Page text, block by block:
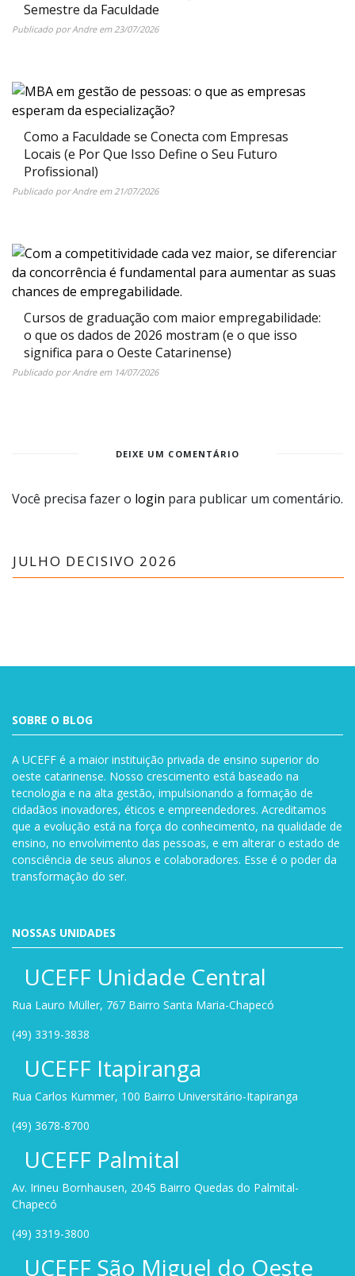
Semestre da Faculdade
Publicado porAndreem 23/07/2026
Como a Faculdade se Conecta com Empresas
Locais (e Por Que Isso Define o Seu Futuro
Profissional)
Publicado porAndreem 21/07/2026
Cursos de graduação com maior empregabilidade:
o que os dados de 2026 mostram (e o que isso
significa para o Oeste Catarinense)
Publicado porAndreem 14/07/2026
DEIXE UM COMENTÁRIO
Você precisa fazer o login para publicar um comentário.
JULHO DECISIVO 2026
SOBRE O BLOG
A UCEFF é a maior instituição privada de ensino superior do
oeste catarinense. Nosso crescimento está baseado na
tecnologia e na alta gestão, impulsionando a formação de
cidadãos inovadores, éticos e empreendedores. Acreditamos
que a evolução está na força do conhecimento, na qualidade de
ensino, no envolvimento das pessoas, e em alterar o estado de
consciência de seus alunos e colaboradores. Esse é o poder da
transformação do ser.
NOSSAS UNIDADES
UCEFF Unidade Central
Rua Lauro Müller, 767 Bairro Santa Maria-Chapecó
(49) 3319-3838
UCEFF Itapiranga
Rua Carlos Kummer, 100 Bairro Universitário-Itapiranga
(49) 3678-8700
UCEFF Palmital
Av. Irineu Bornhausen, 2045 Bairro Quedas do Palmital-
Chapecó
(49) 3319-3800
UCEFF São Miguel do Oeste